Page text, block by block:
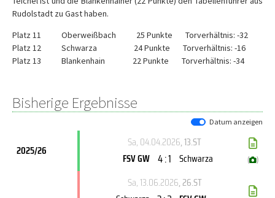
Rudolstadt zu Gast haben.
Platz 11 Oberweißbach 25 Punkte Torverhältnis: -32
Platz 12 Schwarza 24 Punkte Torverhältnis: -16
Platz 13 Blankenhain 22 Punkte Torverhältnis: -34
Bisherige Ergebnisse
Datum anzeigen
2025/26
Sa, 04.04.2026, 13.ST
FSV GW 4 : 1 Schwarza ( )
Sa, 13.06.2026, 26.ST